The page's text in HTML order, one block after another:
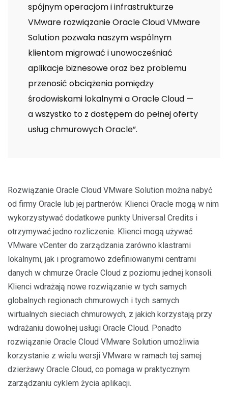
spójnym operacjom i infrastrukturze
VMware rozwiązanie Oracle Cloud VMware
Solution pozwala naszym wspólnym
klientom migrować i unowocześniać
aplikacje biznesowe oraz bez problemu
przenosić obciążenia pomiędzy
środowiskami lokalnymi a Oracle Cloud —
a wszystko to z dostępem do pełnej oferty
usług chmurowych Oracle”.
Rozwiązanie Oracle Cloud VMware Solution można nabyć
od firmy Oracle lub jej partnerów. Klienci Oracle mogą w nim
wykorzystywać dodatkowe punkty Universal Credits i
otrzymywać jedno rozliczenie. Klienci mogą używać
VMware vCenter do zarządzania zarówno klastrami
lokalnymi, jak i programowo zdefiniowanymi centrami
danych w chmurze Oracle Cloud z poziomu jednej konsoli.
Klienci wdrażają nowe rozwiązanie w tych samych
globalnych regionach chmurowych i tych samych
wirtualnych sieciach chmurowych, z jakich korzystają przy
wdrażaniu dowolnej usługi Oracle Cloud. Ponadto
rozwiązanie Oracle Cloud VMware Solution umożliwia
korzystanie z wielu wersji VMware w ramach tej samej
dzierżawy Oracle Cloud, co pomaga w praktycznym
zarządzaniu cyklem życia aplikacji.